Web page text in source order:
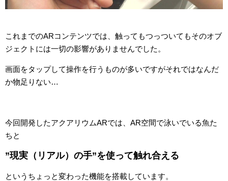
これまでのARコンテンツでは、触ってもつっついてもそのオブ
ジェクトには一切の影響がありませんでした。
画面をタップして操作を行うものが多いですがそれではなんだ
か物足りない…
今回開発したアクアリウムARでは、AR空間で泳いでいる魚た
ちと
”現実（リアル）の手”を使って触れ合える
というちょっと変わった機能を搭載しています。